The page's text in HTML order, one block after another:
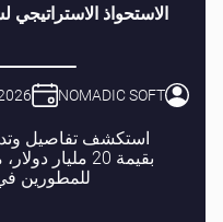
الاستحواذ
NOMADIC SOFT
استكشف تفاصيل
بقيمة 20
للمطورين